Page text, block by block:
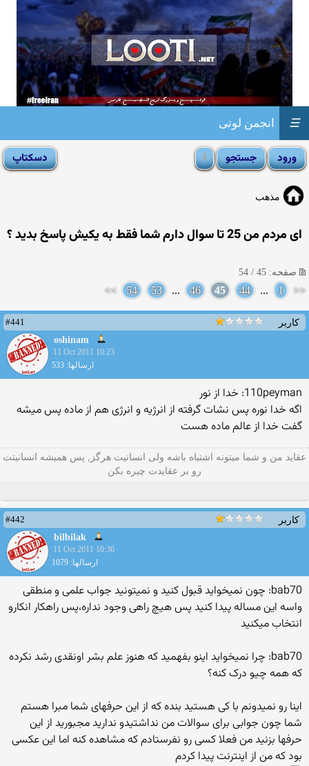
انجمن لوتی ☰
مذهب
ای مردم من 25 تا سوال دارم شما فقط به یکیش پاسخ بدید ؟
صفحه: 45 / 54
<<
1
...
44
45
46
...
53
54
>>
کاربر
#441
oshinam
11 Oct 2011 10:23
ارسالها: 533
110peyman: خدا از نور
اگه خدا نوره پس نشات گرفته از انرژیه و انرژی هم از ماده پس میشه
گفت خدا از عالم ماده هست
عقاید من و شما میتونه اشتباه باشه ولی انسانیت هرگز, پس همیشه انسانیتت
رو بر عقایدت چیره بکن
کاربر
#442
bilbilak
11 Oct 2011 10:36
ارسالها: 1079
bab70: چون نمیخواید قبول کنید و نمیتونید جواب علمی و منطقی
واسه این مساله پیدا کنید پس هیچ راهی وجود نداره،پس راهکار انکارو
انتخاب میکنید
bab70: چرا نمیخواید اینو بفهمید که هنوز علم بشر اونقدی رشد نکرده
که همه چیو درک کنه؟
اینا رو نمیدونم با كی هستید بنده كه از این حرفهای شما مبرا هستم
شما چون جوابی برای سوالات من نداشتیدو ندارید مجبورید از این
حرفها بزنید من فعلا كسی رو نفرستادم كه مشاهده كنه اما این عكسی
بود كه من از اینترنت پیدا كردم